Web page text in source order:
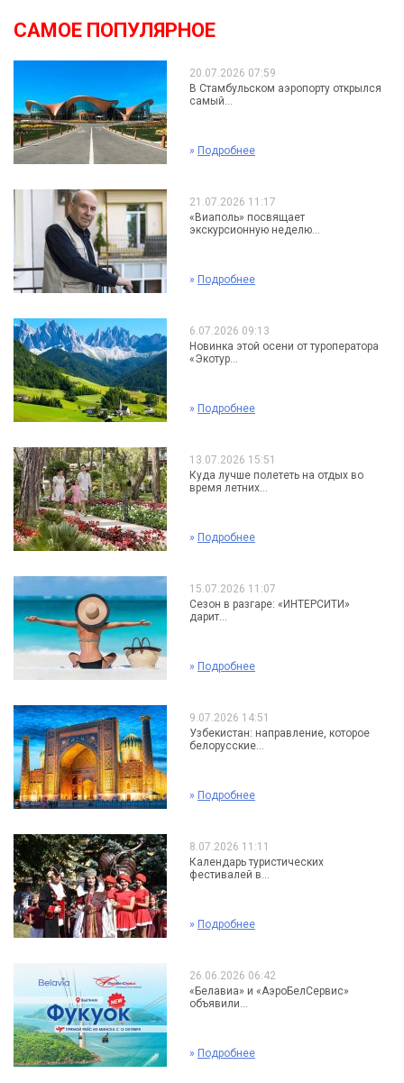
САМОЕ ПОПУЛЯРНОЕ
20.07.2026 07:59
В Стамбульском аэропорту открылся
самый...
» Подробнее
21.07.2026 11:17
«Виаполь» посвящает
экскурсионную неделю...
» Подробнее
6.07.2026 09:13
Новинка этой осени от туроператора
«Экотур...
» Подробнее
13.07.2026 15:51
Куда лучше полететь на отдых во
время летних...
» Подробнее
15.07.2026 11:07
Сезон в разгаре: «ИНТЕРСИТИ»
дарит...
» Подробнее
9.07.2026 14:51
Узбекистан: направление, которое
белорусские...
» Подробнее
8.07.2026 11:11
Календарь туристических
фестивалей в...
» Подробнее
26.06.2026 06:42
«Белавиа» и «АэроБелСервис»
объявили...
» Подробнее